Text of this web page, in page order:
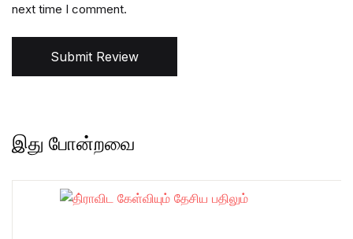
next time I comment.
Submit Review
இது போன்றவை